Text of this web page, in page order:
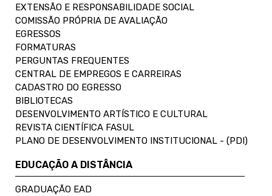
EXTENSÃO E RESPONSABILIDADE SOCIAL
COMISSÃO PRÓPRIA DE AVALIAÇÃO
EGRESSOS
FORMATURAS
PERGUNTAS FREQUENTES
CENTRAL DE EMPREGOS E CARREIRAS
CADASTRO DO EGRESSO
BIBLIOTECAS
DESENVOLVIMENTO ARTÍSTICO E CULTURAL
REVISTA CIENTÍFICA FASUL
PLANO DE DESENVOLVIMENTO INSTITUCIONAL - (PDI)
EDUCAÇÃO A DISTÂNCIA
GRADUAÇÃO EAD